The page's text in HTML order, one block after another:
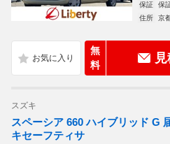
保証
保
住所
京
無
料
スズキ
スペーシア 660 ハイブリッド G
キセーフティサ